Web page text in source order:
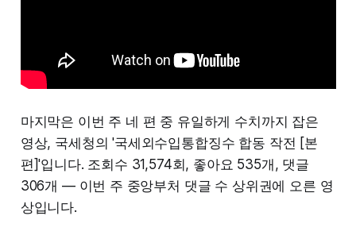
마지막은 이번 주 네 편 중 유일하게 수치까지 잡은
영상, 국세청의 '국세외수입통합징수 합동 작전 [본
편]'입니다. 조회수 31,574회, 좋아요 535개, 댓글
306개 — 이번 주 중앙부처 댓글 수 상위권에 오른 영
상입니다.